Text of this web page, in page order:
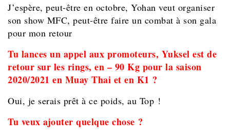
J’espère, peut-être en octobre, Yohan veut organiser
son show MFC, peut-être faire un combat à son gala
pour mon retour
Tu lances un appel aux promoteurs, Yuksel est de
retour sur les rings, en – 90 Kg pour la saison
2020/2021 en Muay Thai et en K1 ?
Oui, je serais prêt à ce poids, au Top !
Tu veux ajouter quelque chose ?